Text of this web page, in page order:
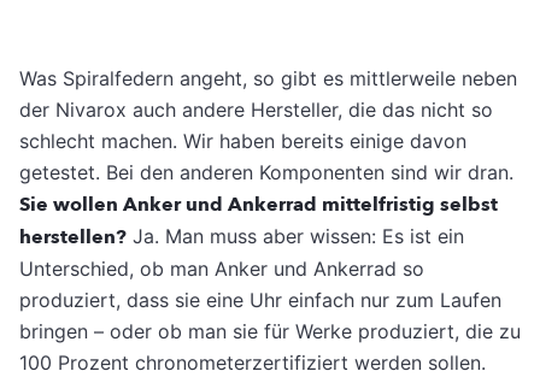
Was Spiralfedern angeht, so gibt es mittlerweile neben
der Nivarox auch andere Hersteller, die das nicht so
schlecht machen. Wir haben bereits einige davon
getestet. Bei den anderen Komponenten sind wir dran.
Sie wollen Anker und Ankerrad mittelfristig selbst
herstellen? Ja. Man muss aber wissen: Es ist ein
Unterschied, ob man Anker und Ankerrad so
produziert, dass sie eine Uhr einfach nur zum Laufen
bringen – oder ob man sie für Werke produziert, die zu
100 Prozent chronometerzertifiziert werden sollen.